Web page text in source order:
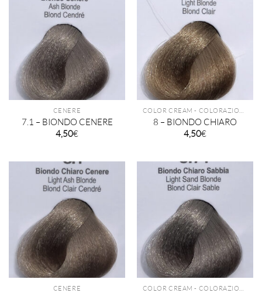
CENERE
7.1 – BIONDO CENERE
4,50€
8 – BIONDO CHIARO
4,50€
CENERE